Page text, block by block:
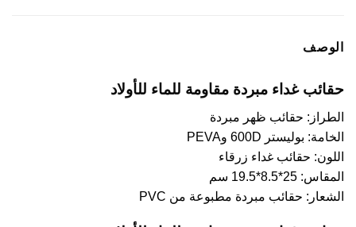
الوصف
حقائب غداء مبردة مقاومة للماء للأولاد
الطراز: حقائب ظهر مبردة
الخامة: بوليستر 600D وPEVA
اللون: حقائب غداء زرقاء
المقاس: 25*8.5*19.5 سم
الشعار: حقائب مبردة مطبوعة من PVC